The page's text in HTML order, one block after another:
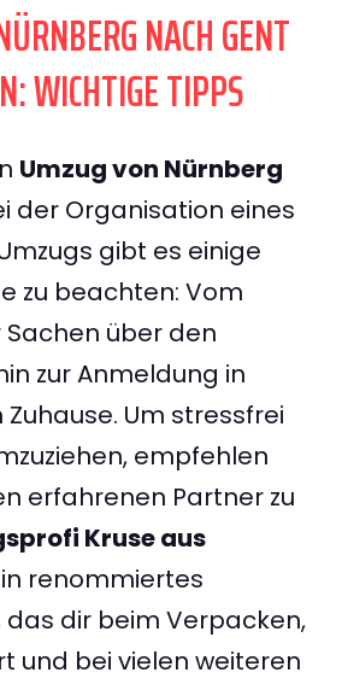
NACH GENT
WICHTIGE TIPPS
Umzug von Nürnberg
der Organisation eines
gibt es einige
zu beachten: Vom
über den
zur Anmeldung in
Um stressfrei
empfehlen
erfahrenen Partner zu
Kruse aus
renommiertes
dir beim Verpacken,
und bei vielen weiteren